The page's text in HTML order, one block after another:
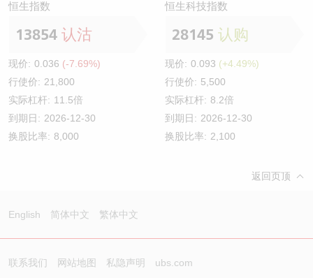
恒生指数
13854 认沽
现价: 0.036 (-7.69%)
行使价: 21,800
实际杠杆: 11.5倍
到期日: 2026-12-30
换股比率: 8,000
恒生科技指数
28145 认购
现价: 0.093 (+4.49%)
行使价: 5,500
实际杠杆: 8.2倍
到期日: 2026-12-30
换股比率: 2,100
返回页顶
English 简体中文 繁体中文
联系我们 网站地图 私隐声明 ubs.com